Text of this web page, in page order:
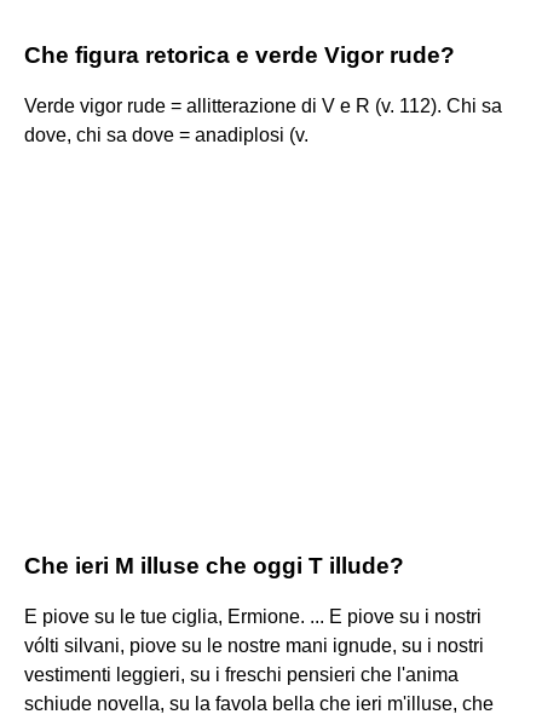
Che figura retorica e verde Vigor rude?
Verde vigor rude = allitterazione di V e R (v. 112). Chi sa
dove, chi sa dove = anadiplosi (v.
Che ieri M illuse che oggi T illude?
E piove su le tue ciglia, Ermione. ... E piove su i nostri
vólti silvani, piove su le nostre mani ignude, su i nostri
vestimenti leggieri, su i freschi pensieri che l'anima
schiude novella, su la favola bella che ieri m'illuse, che